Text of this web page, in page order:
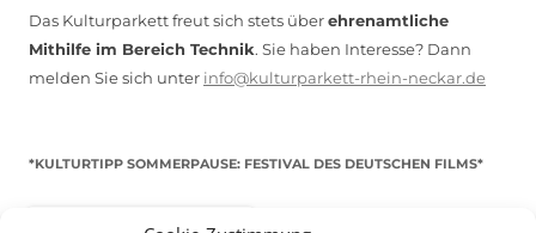
Das Kulturparkett freut sich stets überehrenamtliche
Mithilfe im Bereich Technik. Sie haben Interesse? Dann
melden Sie sich unter info@kulturparkett-rhein-neckar.de
*KULTURTIPP SOMMERPAUSE: FESTIVAL DES DEUTSCHEN FILMS*